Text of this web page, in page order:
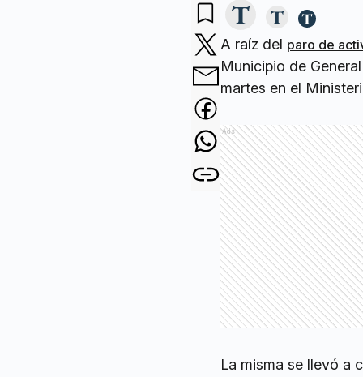
A raíz del paro de
Municipio de
martes en el
Ads
La misma se llevó a